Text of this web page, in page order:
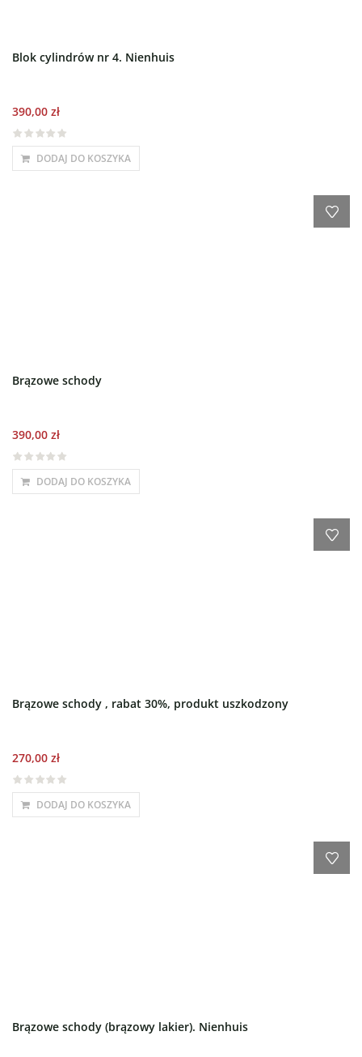
Blok cylindrów nr 4. Nienhuis
390,00 zł
DODAJ DO KOSZYKA
Brązowe schody
390,00 zł
DODAJ DO KOSZYKA
Brązowe schody , rabat 30%, produkt uszkodzony
270,00 zł
DODAJ DO KOSZYKA
Brązowe schody (brązowy lakier). Nienhuis